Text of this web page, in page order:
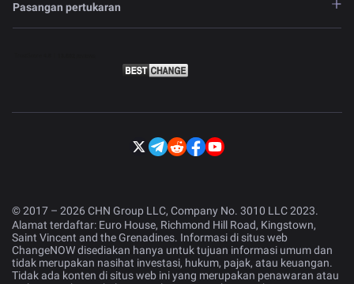
Pasangan pertukaran
© 2017 – 2026 CHN Group LLC, Company No. 3010 LLC 2023.
Alamat terdaftar: Euro House, Richmond Hill Road, Kingstown,
Saint Vincent and the Grenadines. Informasi di situs web
ChangeNOW disediakan hanya untuk tujuan informasi umum dan
tidak merupakan nasihat investasi, hukum, pajak, atau keuangan.
Tidak ada konten di situs web ini yang merupakan penawaran atau